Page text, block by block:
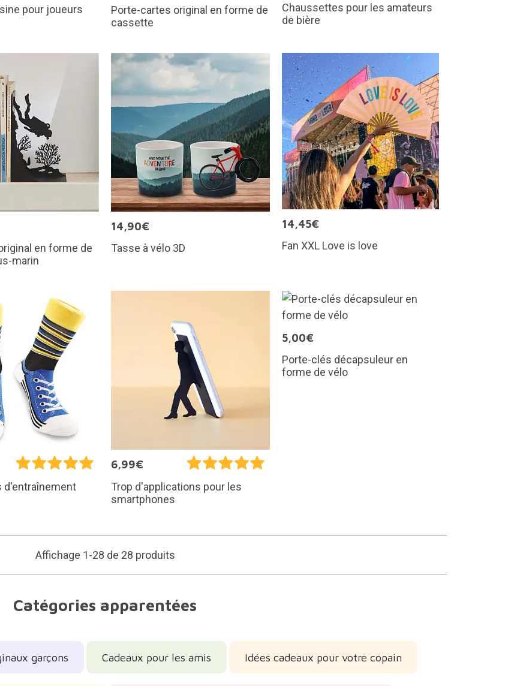
pour joueurs
Porte-cartes original en forme de
cassette
Chaussettes pour les amateurs
de bière
en forme de
marin
14,90€
Tasse à vélo 3D
14,45€
Fan XXL Love is love
d'entraînement
6,99€
Trop d'applications pour les
smartphones
5,00€
Porte-clés décapsuleur en
forme de vélo
Affichage 1-28 de 28 produits
Catégories apparentées
garçons Cadeaux pour les amis Idées cadeaux pour votre copain